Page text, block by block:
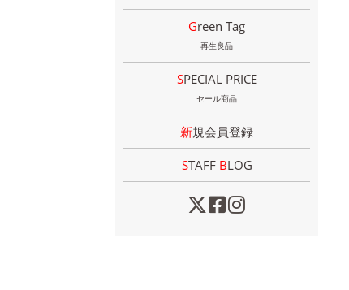
Green Tag
再生良品
SPECIAL PRICE
セール商品
新規会員登録
STAFF BLOG